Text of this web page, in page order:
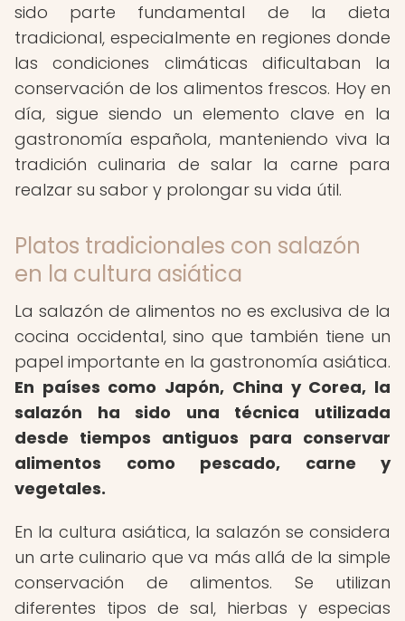
sido parte fundamental de la dieta
tradicional, especialmente en regiones donde
las condiciones climáticas dificultaban la
conservación de los alimentos frescos. Hoy en
día, sigue siendo un elemento clave en la
gastronomía española, manteniendo viva la
tradición culinaria de salar la carne para
realzar su sabor y prolongar su vida útil.
Platos tradicionales con salazón
en la cultura asiática
La salazón de alimentos no es exclusiva de la
cocina occidental, sino que también tiene un
papel importante en la gastronomía asiática.
En países como Japón, China y Corea, la
salazón ha sido una técnica utilizada
desde tiempos antiguos para conservar
alimentos como pescado, carne y
vegetales.
En la cultura asiática, la salazón se considera
un arte culinario que va más allá de la simple
conservación de alimentos. Se utilizan
diferentes tipos de sal, hierbas y especias